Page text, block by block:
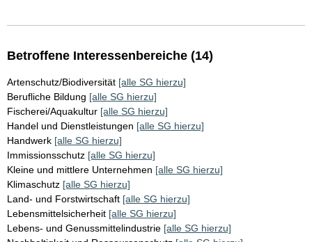
Betroffene Interessenbereiche (14)
Artenschutz/Biodiversität [alle SG hierzu]
Berufliche Bildung [alle SG hierzu]
Fischerei/Aquakultur [alle SG hierzu]
Handel und Dienstleistungen [alle SG hierzu]
Handwerk [alle SG hierzu]
Immissionsschutz [alle SG hierzu]
Kleine und mittlere Unternehmen [alle SG hierzu]
Klimaschutz [alle SG hierzu]
Land- und Forstwirtschaft [alle SG hierzu]
Lebensmittelsicherheit [alle SG hierzu]
Lebens- und Genussmittelindustrie [alle SG hierzu]